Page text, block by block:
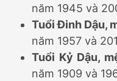
năm 1945 và
Tuổi Đinh Dậu,
năm 1957 và
Tuổi Kỷ Dậu,
năm 1909 và